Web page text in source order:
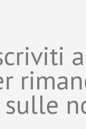
sulle